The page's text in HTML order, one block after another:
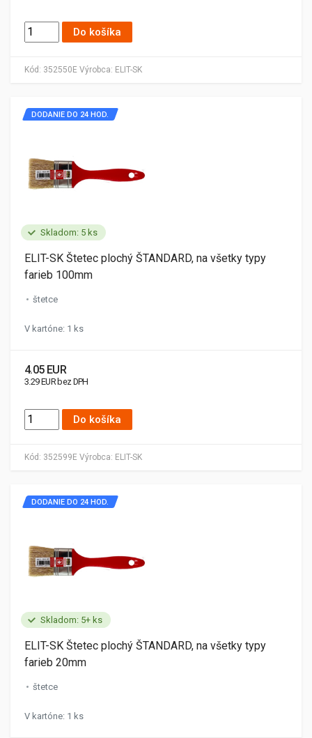
Kód: 352550E Výrobca: ELIT-SK
Do košíka
Skladom: 5 ks
Kód: 352599E Výrobca: ELIT-SK
DODANIE DO 24 HOD.
ELIT-SK Štetec plochý ŠTANDARD, na všetky typy
farieb 100mm
štetce
V kartóne: 1 ks
4.05 EUR
3.29 EUR bez DPH
Do košíka
Skladom: 5+ ks
DODANIE DO 24 HOD.
ELIT-SK Štetec plochý ŠTANDARD, na všetky typy
farieb 20mm
štetce
V kartóne: 1 ks